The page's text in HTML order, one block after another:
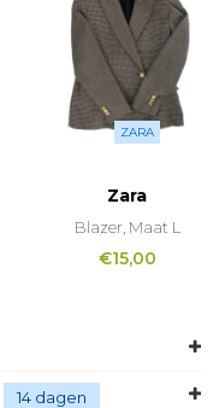
ZARA
Zara
Blazer, Maat L
€15,00
14 dagen